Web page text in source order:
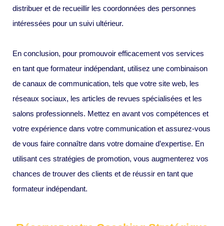
distribuer et de recueillir les coordonnées des personnes
intéressées pour un suivi ultérieur.
En conclusion, pour promouvoir efficacement vos services
en tant que formateur indépendant, utilisez une combinaison
de canaux de communication, tels que votre site web, les
réseaux sociaux, les articles de revues spécialisées et les
salons professionnels. Mettez en avant vos compétences et
votre expérience dans votre communication et assurez-vous
de vous faire connaître dans votre domaine d’expertise. En
utilisant ces stratégies de promotion, vous augmenterez vos
chances de trouver des clients et de réussir en tant que
formateur indépendant.